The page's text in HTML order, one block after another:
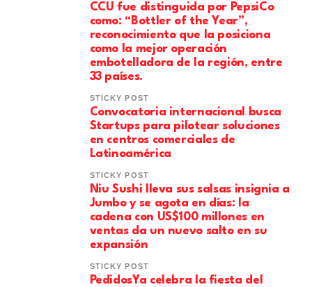
CCU fue distinguida por PepsiCo
como: “Bottler of the Year”,
reconocimiento que la posiciona
como la mejor operación
embotelladora de la región, entre
33 países.
STICKY POST
Convocatoria internacional busca
Startups para pilotear soluciones
en centros comerciales de
Latinoamérica
STICKY POST
Niu Sushi lleva sus salsas insignia a
Jumbo y se agota en días: la
cadena con US$100 millones en
ventas da un nuevo salto en su
expansión
STICKY POST
PedidosYa celebra la fiesta del